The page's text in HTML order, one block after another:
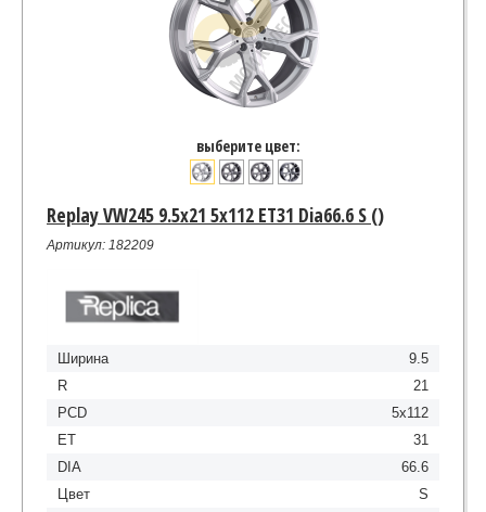
выберите цвет:
Replay VW245 9.5x21 5x112 ET31 Dia66.6 S ()
Артикул: 182209
Ширина
9.5
R
21
PCD
5x112
ET
31
DIA
66.6
Цвет
S